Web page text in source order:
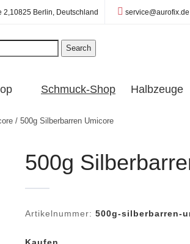
2,10825 Berlin, Deutschland E-Mail:
service@aurofix.de
Search
Schmuck-Shop Halbzeuge
/ 500g Silberbarren Umicore
500g
Artikelnummer:500g-silberbarren-